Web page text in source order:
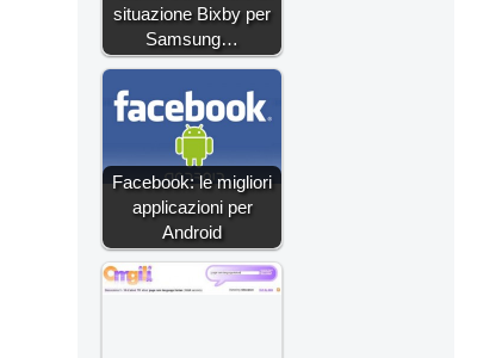
situazione Bixby per
Samsung…
Facebook: le migliori
applicazioni per
Android